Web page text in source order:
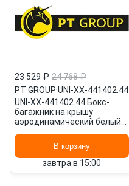
23 529 ₽ 24 768 ₽
PT GROUP·UNI-XX-441402.44
UNI-XX-441402.44 Бокс-
багажник на крышу
аэродинамический белый
двухстороннее открыван
PT GROUPВ корзину
завтра в 15:00